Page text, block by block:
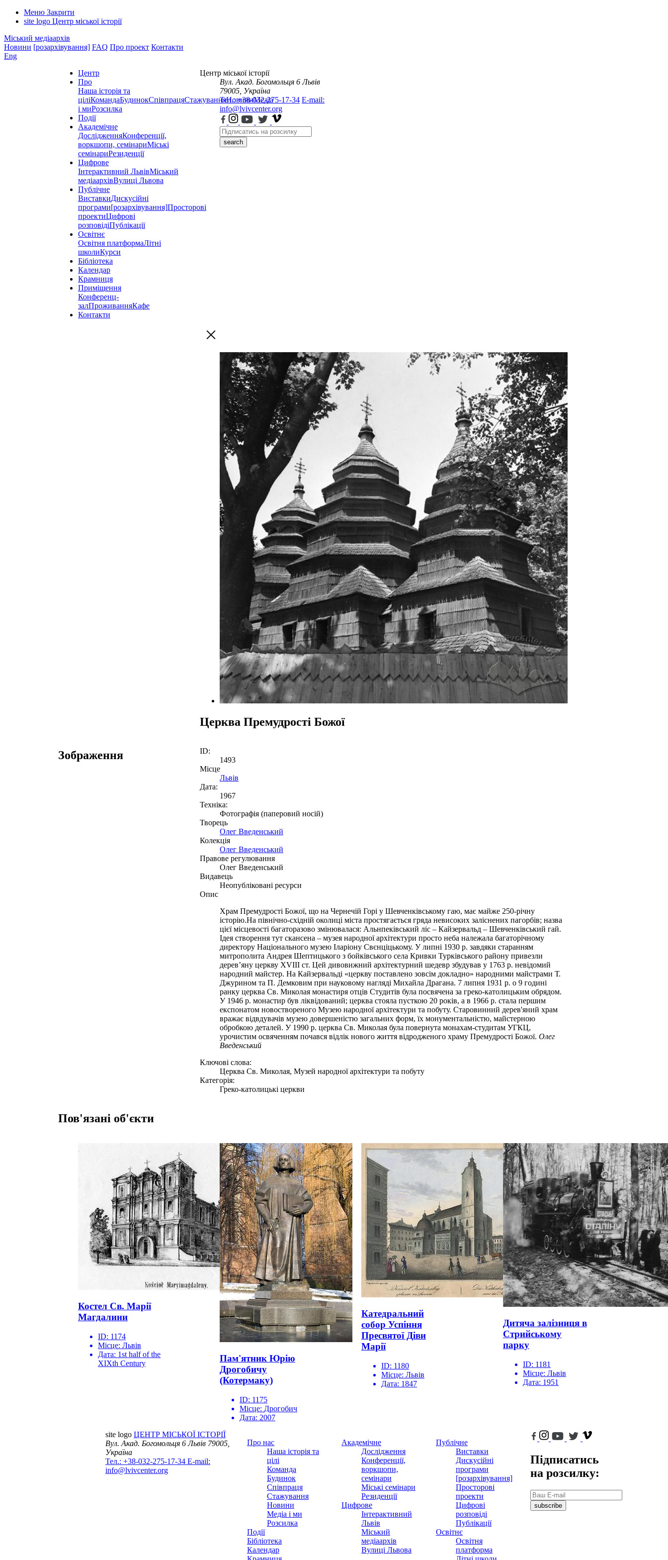
Меню Закрити
site logo Центр міської історії
Міський медіаархів
Новини [розархівування] FAQ Про проект Контакти
Eng
Центр
Про
Наша історія та
ціліКомандаБудинокСпівпрацяСтажуванняНовиниМедіа
і миРозсилка
Події
Академічне
ДослідженняКонференції,
воркшопи, семінариМіські
семінариРезиденції
Цифрове
Інтерактивний ЛьвівМіський
медіаархівВулиці Львова
Публічне
ВиставкиДискусійні
програми[розархівування]Просторові
проектиЦифрові
розповідіПублікації
Освітнє
Освітня платформаЛітні
школиКурси
Бібліотека
Календар
Крамниця
Приміщення
Конференц-
залПроживанняКафе
Контакти
Центр міської історії
Вул. Акад. Богомольця 6 Львів
79005, Україна
Тел.: +38-032-275-17-34 E-mail:
info@lvivcenter.org
search
Церква Премудрості Божої
Зображення
ID:
1493
Місце
Львів
Дата:
1967
Техніка:
Фотографія (паперовий носій)
Творець
Олег Введенський
Колекція
Олег Введенський
Правове регулювання
Олег Введенський
Видавець
Неопубліковані ресурси
Опис
Храм Премудрості Божої, що на Чернечій Горі у Шевченківському гаю, має майже 250-річну
історію.На північно-східній околиці міста простягається гряда невисоких заліснених пагорбів; назва
цієї місцевості багаторазово змінювалася: Альнпеківський ліс – Кайзервальд – Шевченківський гай.
Ідея створення тут скансена – музея народної архітектури просто неба належала багаторічному
директору Національного музею Іларіону Свєнціцькому. У липні 1930 р. завдяки старанням
митрополита Андрея Шептицького з бойківського села Кривки Турківського району привезли
дерев’яну церкву XVIII ст. Цей дивовижний архітектурний шедевр збудував у 1763 р. невідомий
народний майстер. На Кайзервальді «церкву поставлено зовсім докладно» народними майстрами Т.
Джурином та П. Демковим при науковому нагляді Михайла Драгана. 7 липня 1931 р. о 9 годині
ранку церква Св. Миколая монастиря отців Студитів була посвячена за греко-католицьким обрядом.
У 1946 р. монастир був ліквідований; церква стояла пусткою 20 років, а в 1966 р. стала першим
експонатом новоствореного Музею народної архітектури та побуту. Старовинний дерев'яний храм
вражає відвдувачів музею довершеністю загальних форм, їх монументальністю, майстерною
обробкою деталей. У 1990 р. церква Св. Миколая була повернута монахам-студитам УГКЦ,
урочистим освяченням почався відлік нового життя відродженого храму Премудрості Божої. Олег
Введенський
Ключові слова:
Церква Св. Миколая, Музей народної архітектури та побуту
Категорія:
Греко-католицькі церкви
Пов'язані об'єкти
Костел Св. Марії
Магдалини
ID: 1174
Місце: Львів
Дата: 1st half of the
XIXth Century
Пам'ятник Юрію
Дрогобичу
(Котермаку)
ID: 1175
Місце: Дрогобич
Дата: 2007
Катедральний
собор Успіння
Пресвятої Діви
Марії
ID: 1180
Місце: Львів
Дата: 1847
Дитяча залізниця в
Стрийському
парку
ID: 1181
Місце: Львів
Дата: 1951
site logo ЦЕНТР МІСЬКОЇ ІСТОРІЇ
Вул. Акад. Богомольця 6Львів 79005,
Україна
Тел.: +38-032-275-17-34 E-mail:
info@lvivcenter.org
Про нас
Наша історія та
цілі
Команда
Будинок
Співпраця
Стажування
Новини
Медіа і ми
Розсилка
Події
Бібліотека
Календар
Академічне
Дослідження
Конференції,
воркшопи,
семінари
Міські семінари
Резиденції
Цифрове
Інтерактивний
Львів
Міський
медіаархів
Вулиці Львова
Публічне
Виставки
Дискусійні
програми
[розархівування]
Просторові
проекти
Цифрові
розповіді
Публікації
Освітнє
Освітня
платформа
Підписатись
на розсилку:
subscribe